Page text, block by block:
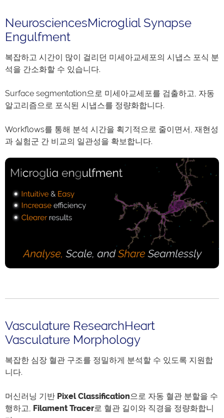
NeurosciencesMicroglial Synapse
Engulfment
복잡하고 시간이 많이 걸리던 미세아교세포의 시냅스 포식 분
석을 간소화할 수 있습니다.
Surface segmentation으로 미세아교세포를 검출하고, 자동
알고리즘으로 포식된 시냅스를 정량화합니다.
Workflows를 통해 분석 시간을 획기적으로 줄이면서, 재현성
과 실험군 간 비교의 일관성을 확보합니다.
Vasculature ResearchHeart
Vasculature Morphology
복잡한 심장 혈관 구조를 정밀하게 분석할 수 있도록 지원합
니다.
머신러닝 기반 Pixel Classification으로 자동 혈관 분할을 수
행하고, Filament Tracer로 혈관 길이와 직경을 정량화합니